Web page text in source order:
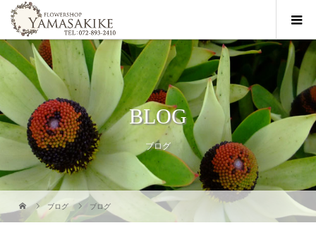
BLOG
ブログ
ブログ ブログ